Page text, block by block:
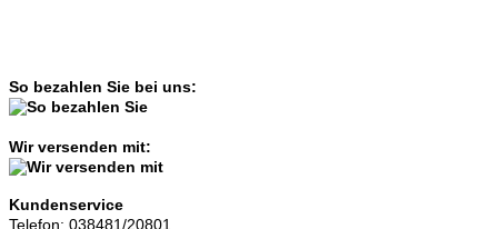
So bezahlen Sie bei uns:
Wir versenden mit:
Kundenservice
Telefon: 038481/20801